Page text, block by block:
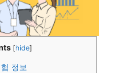
[hide]
정보